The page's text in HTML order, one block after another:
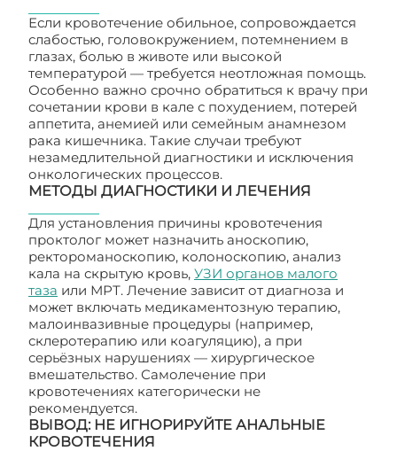
Если кровотечение обильное, сопровождается
слабостью, головокружением, потемнением в
глазах, болью в животе или высокой
температурой — требуется неотложная помощь.
Особенно важно срочно обратиться к врачу при
сочетании крови в кале с похудением, потерей
аппетита, анемией или семейным анамнезом
рака кишечника. Такие случаи требуют
незамедлительной диагностики и исключения
онкологических процессов.
МЕТОДЫ ДИАГНОСТИКИ И ЛЕЧЕНИЯ
Для установления причины кровотечения
проктолог может назначить аноскопию,
ректороманоскопию, колоноскопию, анализ
кала на скрытую кровь, УЗИ органов малого
таза или МРТ. Лечение зависит от диагноза и
может включать медикаментозную терапию,
малоинвазивные процедуры (например,
склеротерапию или коагуляцию), а при
серьёзных нарушениях — хирургическое
вмешательство. Самолечение при
кровотечениях категорически не
рекомендуется.
ВЫВОД: НЕ ИГНОРИРУЙТЕ АНАЛЬНЫЕ
КРОВОТЕЧЕНИЯ